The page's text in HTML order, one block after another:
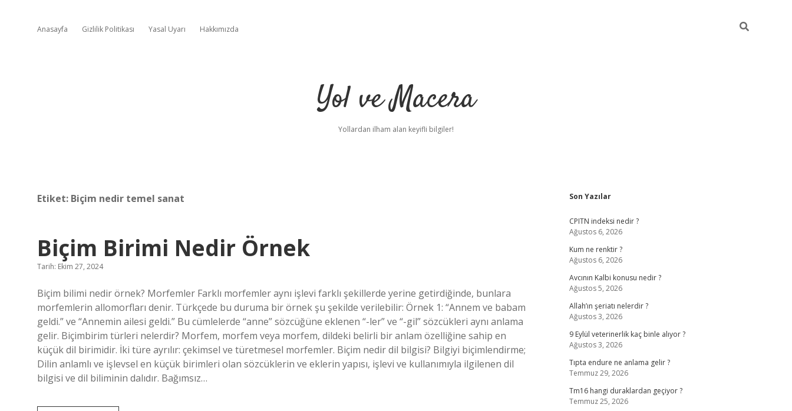
Anasayfa Gizlilik Politikası Yasal Uyarı Hakkımızda
Yol ve Macera
Yollardan ilham alan keyifli bilgiler!
Etiket: Biçim nedir temel sanat
Biçim Birimi Nedir Örnek
Tarih: Ekim 27, 2024
Biçim bilimi nedir örnek? Morfemler Farklı morfemler aynı işlevi farklı şekillerde yerine getirdiğinde, bunlara
morfemlerin allomorfları denir. Türkçede bu duruma bir örnek şu şekilde verilebilir: Örnek 1: “Annem ve babam
geldi.” ve “Annemin ailesi geldi.” Bu cümlelerde “anne” sözcüğüne eklenen “-ler” ve “-gil” sözcükleri aynı anlama
gelir. Biçimbirim türleri nelerdir? Morfem, morfem veya morfem, dildeki belirli bir anlam özelliğine sahip en
küçük dil birimidir. İki türe ayrılır: çekimsel ve türetmesel morfemler. Biçim nedir dil bilgisi? Bilgiyi biçimlendirme;
Dilin anlamlı ve işlevsel en küçük birimleri olan sözcüklerin ve eklerin yapısı, işlevi ve kullanımıyla ilgilenen dil
bilgisi ve dil biliminin dalıdır. Bağımsız…
Sidebar
Son Yazılar
CPITN indeksi nedir ?
Ağustos 6, 2026
Kum ne renktir ?
Ağustos 6, 2026
Avcının Kalbi konusu nedir ?
Ağustos 5, 2026
Allah’ın şeriatı nelerdir ?
Ağustos 3, 2026
9 Eylül veterinerlik kaç binle alıyor ?
Ağustos 3, 2026
Tıpta endure ne anlama gelir ?
Temmuz 29, 2026
Tm16 hangi duraklardan geçiyor ?
Temmuz 25, 2026